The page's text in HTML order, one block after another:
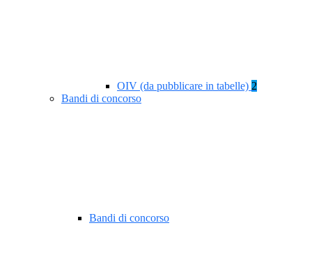
OIV (da pubblicare in tabelle) 2
Bandi di concorso
Bandi di concorso